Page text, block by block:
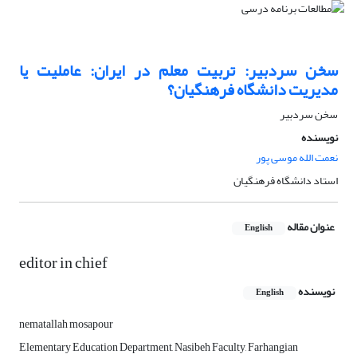
سخن سردبیر: تربیت معلم در ایران: عاملیت یا
مدیریت دانشگاه فرهنگیان؟
سخن سردبیر
نویسنده
نعمت الله موسی پور
استاد دانشگاه فرهنگیان
عنوان مقاله English
editor in chief
نویسنده English
nematallah mosapour
Elementary Education Department, Nasibeh Faculty, Farhangian